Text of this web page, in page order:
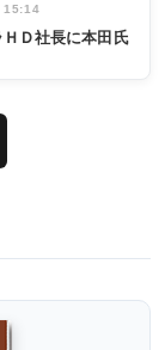
15:14
Ｄ社長に本田氏